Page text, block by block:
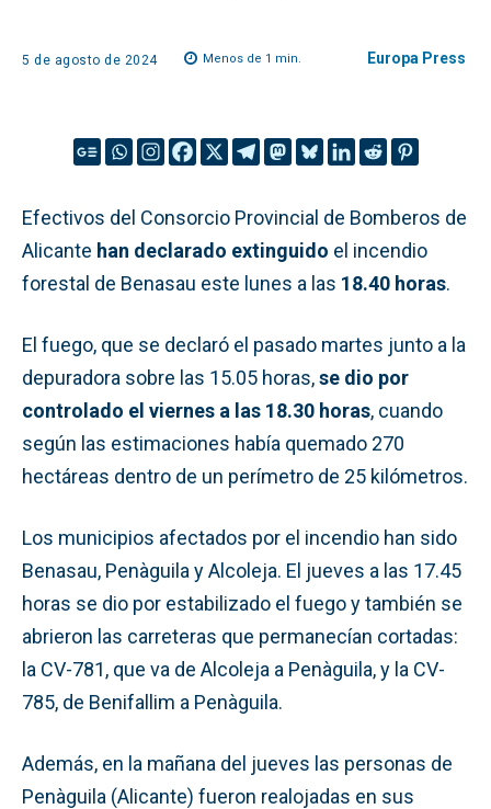
5 de agosto de 2024 Menos de 1 min. Europa Press
Efectivos del Consorcio Provincial de Bomberos de
Alicante han declarado extinguido el incendio
forestal de Benasau este lunes a las 18.40 horas.
El fuego, que se declaró el pasado martes junto a la
depuradora sobre las 15.05 horas,se dio por
controlado el viernes a las 18.30 horas, cuando
según las estimaciones había quemado 270
hectáreas dentro de un perímetro de 25 kilómetros.
Los municipios afectados por el incendio han sido
Benasau, Penàguila y Alcoleja. El jueves a las 17.45
horas se dio por estabilizado el fuego y también se
abrieron las carreteras que permanecían cortadas:
la CV-781, que va de Alcoleja a Penàguila, y la CV-
785, de Benifallim a Penàguila.
Además, en la mañana del jueves las personas de
Penàguila (Alicante) fueron realojadas en sus